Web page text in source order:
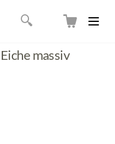
Suche
massiv